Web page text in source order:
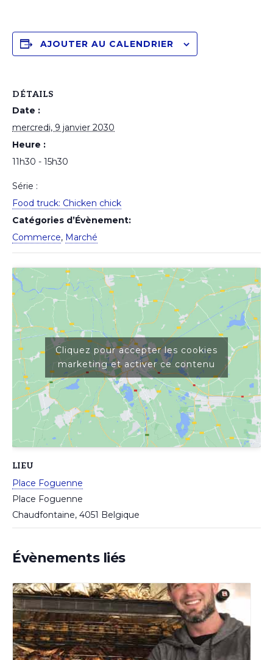
AJOUTER AU CALENDRIER
DÉTAILS
Date :
mercredi, 9 janvier 2030
Heure :
11h30 - 15h30
Série :
Food truck: Chicken chick
Catégories d’Évènement:
Commerce, Marché
LIEU
Place Foguenne
Place Foguenne
Chaudfontaine, 4051 Belgique
Cliquez pour accepter les cookies
marketing et activer ce contenu
Évènements liés